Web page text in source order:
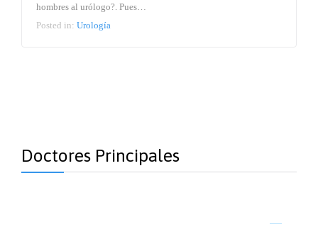
hombres al urólogo?. Pues…
Posted in: Urología
Doctores Principales